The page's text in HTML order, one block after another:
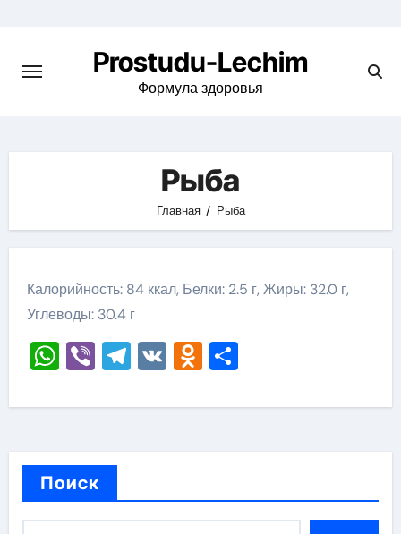
содержимому
Prostudu-Lechim
Формула здоровья
Рыба
Главная Рыба
Калорийность: 84 ккал, Белки: 2.5 г, Жиры: 32.0 г,
Углеводы: 30.4 г
WhatsApp
ViberTelegram
VKOdnoklassniki
Отправить
Поиск